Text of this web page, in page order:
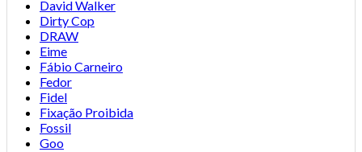
David Walker
Dirty Cop
DRAW
Eime
Fábio Carneiro
Fedor
Fidel
Fixação Proibida
Fossil
Goo